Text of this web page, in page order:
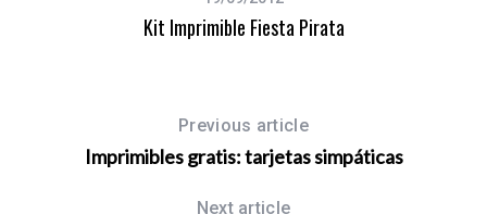
Kit Imprimible Fiesta Pirata
Previous article
Imprimibles gratis: tarjetas simpáticas
Next article
e
a